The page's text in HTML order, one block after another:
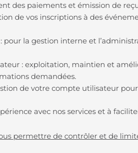
des paiements et émission de
de vos inscriptions à des
pour la gestion interne et
: exploitation, maintien et
demandées.
de votre compte utilisateur
avec nos services et à
permettre de contrôler et de